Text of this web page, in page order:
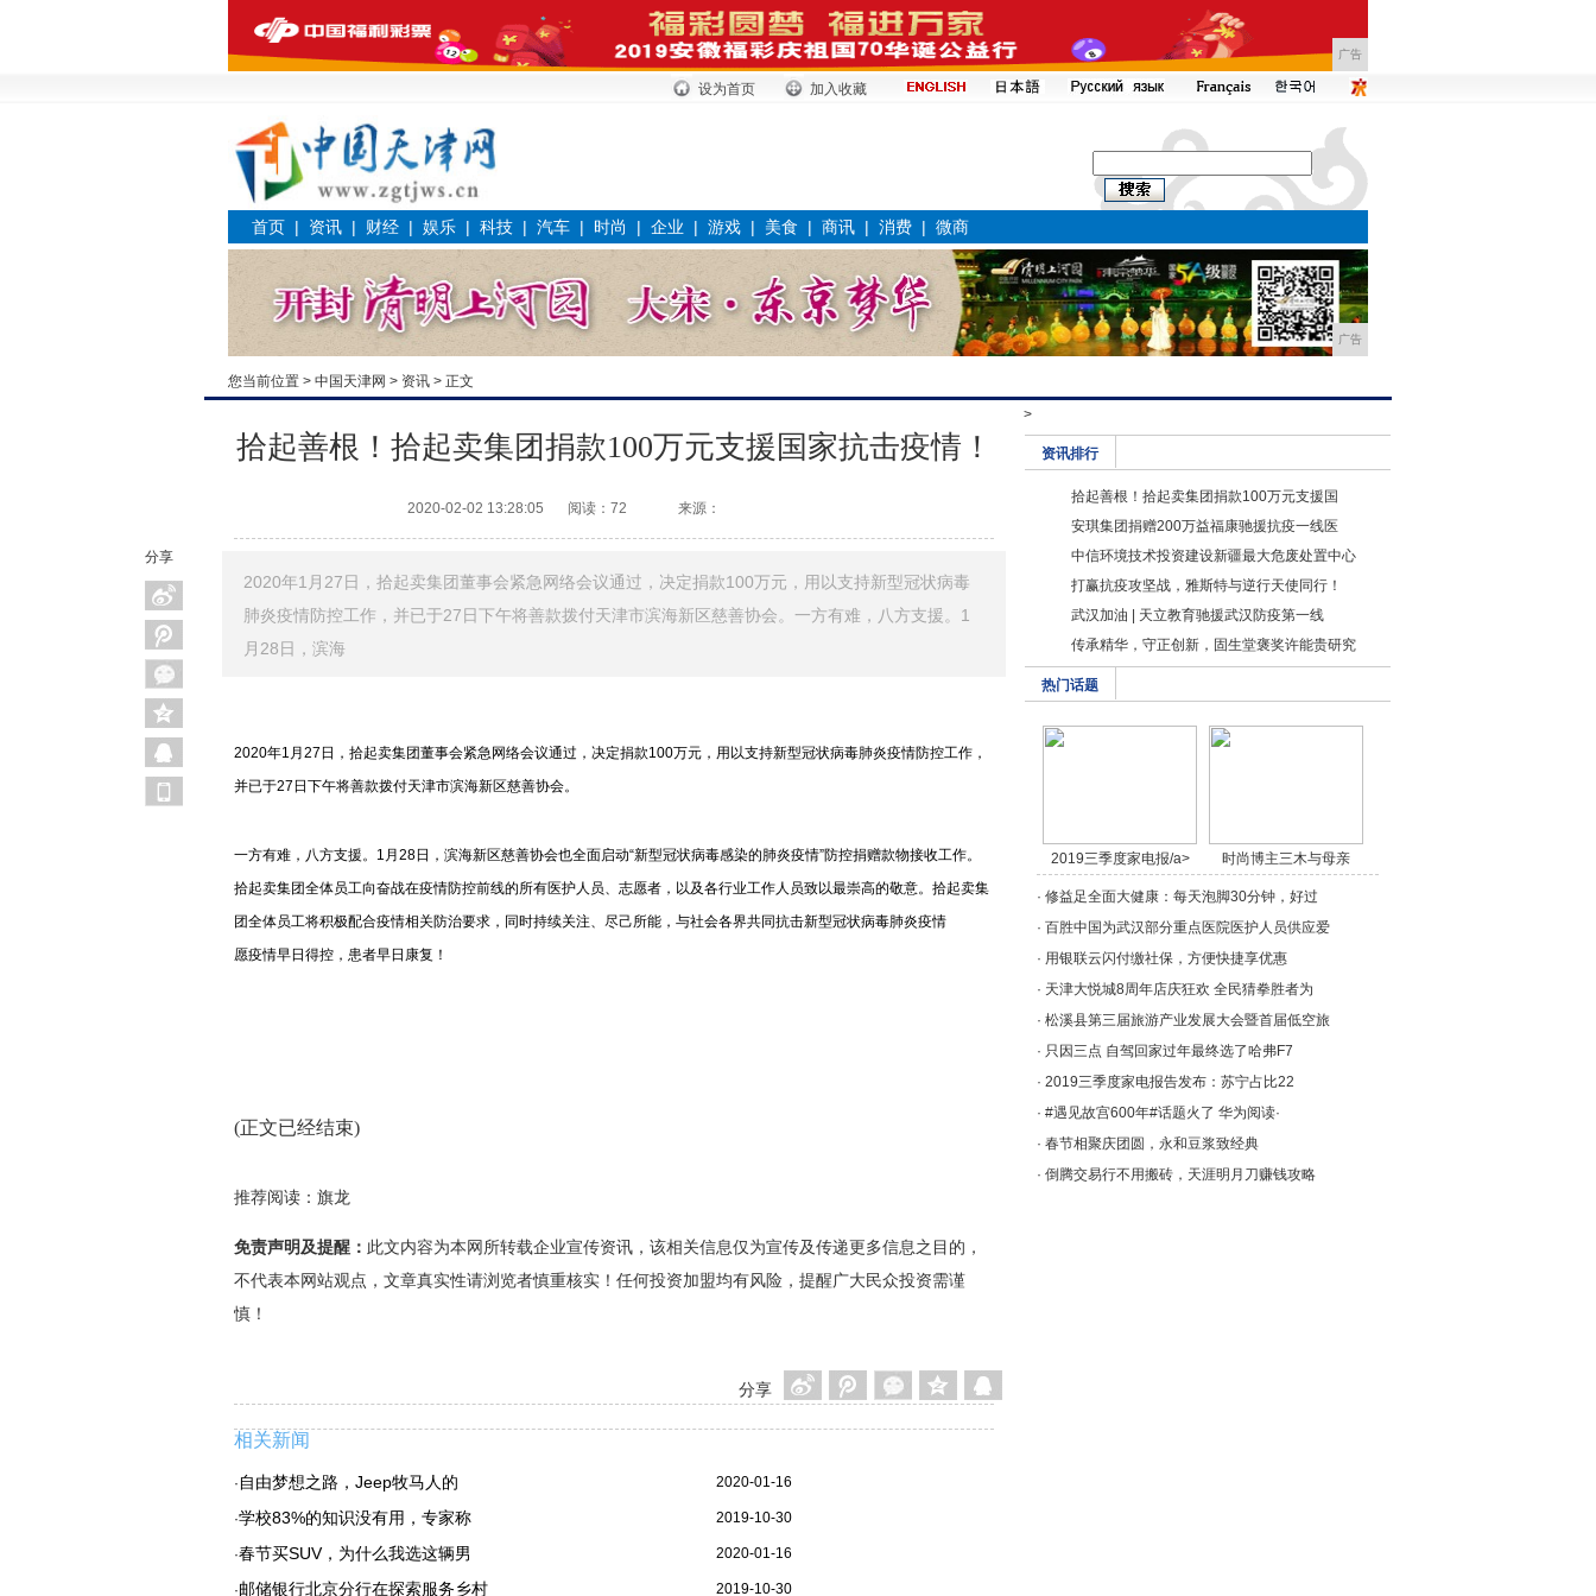
广告
设为首页 加入收藏
首页 | 资讯 | 财经 | 娱乐 | 科技 | 汽车 | 时尚 | 企业 | 游戏 | 美食 | 商讯 | 消费 | 微商
广告
您当前位置 > 中国天津网 > 资讯 > 正文
>
分享
拾起善根！拾起卖集团捐款100万元支援国家抗击疫情！
2020-02-02 13:28:05 阅读：72 来源：
2020年1月27日，拾起卖集团董事会紧急网络会议通过，决定捐款100万元，用以支持新型冠状病毒
肺炎疫情防控工作，并已于27日下午将善款拨付天津市滨海新区慈善协会。一方有难，八方支援。1
月28日，滨海
2020年1月27日，拾起卖集团董事会紧急网络会议通过，决定捐款100万元，用以支持新型冠状病毒肺炎疫情防控工作，
并已于27日下午将善款拨付天津市滨海新区慈善协会。
一方有难，八方支援。1月28日，滨海新区慈善协会也全面启动“新型冠状病毒感染的肺炎疫情”防控捐赠款物接收工作。
拾起卖集团全体员工向奋战在疫情防控前线的所有医护人员、志愿者，以及各行业工作人员致以最崇高的敬意。拾起卖集
团全体员工将积极配合疫情相关防治要求，同时持续关注、尽己所能，与社会各界共同抗击新型冠状病毒肺炎疫情
愿疫情早日得控，患者早日康复！
(正文已经结束)
推荐阅读： 旗龙
免责声明及提醒： 此文内容为本网所转载企业宣传资讯，该相关信息仅为宣传及传递更多信息之目的，
不代表本网站观点，文章真实性请浏览者慎重核实！任何投资加盟均有风险，提醒广大民众投资需谨
慎！
分享
相关新闻
2020-01-16
· 自由梦想之路，Jeep牧马人的
2019-10-30
·学校83%的知识没有用，专家称
2020-01-16
·春节买SUV，为什么我选这辆男
2019-10-30
·邮储银行北京分行在探索服务乡村
资讯排行
拾起善根！拾起卖集团捐款100万元支援国
安琪集团捐赠200万益福康驰援抗疫一线医
中信环境技术投资建设新疆最大危废处置中心
打赢抗疫攻坚战，雅斯特与逆行天使同行！
武汉加油 | 天立教育驰援武汉防疫第一线
传承精华，守正创新，固生堂褒奖许能贵研究
热门话题
2019三季度家电报/a>
时尚博主三木与母亲
穿/a>
· 修益足全面大健康：每天泡脚30分钟，好过
· 百胜中国为武汉部分重点医院医护人员供应爱
· 用银联云闪付缴社保，方便快捷享优惠
· 天津大悦城8周年店庆狂欢 全民猜拳胜者为
· 松溪县第三届旅游产业发展大会暨首届低空旅
· 只因三点 自驾回家过年最终选了哈弗F7
· 2019三季度家电报告发布：苏宁占比22
· #遇见故宫600年#话题火了 华为阅读·
· 春节相聚庆团圆，永和豆浆致经典
· 倒腾交易行不用搬砖，天涯明月刀赚钱攻略